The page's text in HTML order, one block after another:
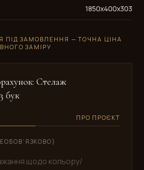
1850x400x303
ПІД ЗАМОВЛЕННЯ — ТОЧНА ЦІНА
ЗАМІРУ
Стелаж
бук
ПРО ПРОЄКТ